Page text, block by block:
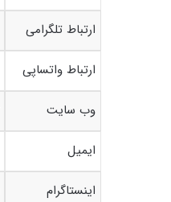
ارتباط تلگرامی
ارتباط واتساپی
وب سایت
ایمیل
اینستاگرام